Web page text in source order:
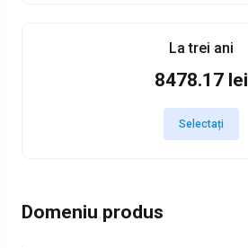
La trei ani
8478.17 lei
Selectați
Domeniu produs